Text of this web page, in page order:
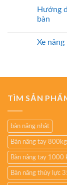
Hướng
bàn
Xe
TÌM SẢN
bàn nâng nhật
Bàn nâng tay
Bàn nâng tay 1000
Bàn nâng thủy lực